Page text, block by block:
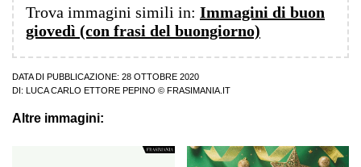
Trova immagini simili in: Immagini di buon
giovedì (con frasi del buongiorno)
DATA DI PUBBLICAZIONE: 28 OTTOBRE 2020
DI:
LUCA CARLO ETTORE PEPINO © FRASIMANIA.IT
Altre immagini: